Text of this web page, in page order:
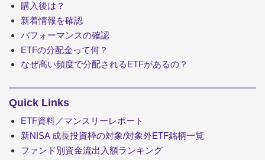
購入後は？
新着情報を確認
パフォーマンスの確認
ETFの分配金って何？
なぜ高い頻度で分配されるETFがあるの？
Quick Links
ETF資料／マンスリーレポート
新NISA 成長投資枠の対象/対象外ETF銘柄一覧
ファンド別資金流出入額ランキング